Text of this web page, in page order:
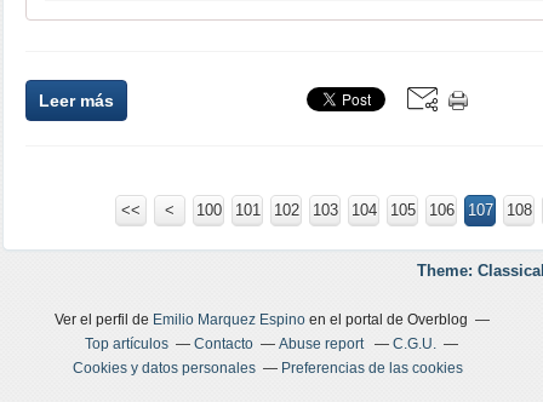
Leer más
<< < 100 101 102 103 104 105 106 107 108
Theme:
Ver el perfil de Emilio Marquez Espinoen el portal de Overblog
Top artículos
Contacto Abuse report
C.G.U.
Cookies y datos personales
Preferencias de las cookies